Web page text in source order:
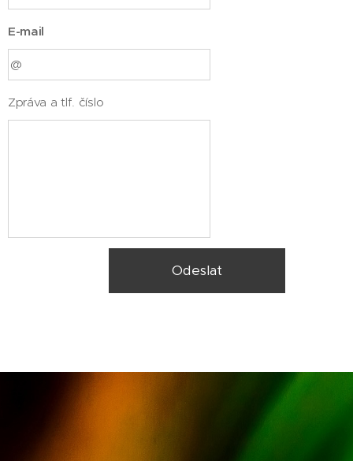
E-mail
Zpráva a tlf. číslo
Odeslat